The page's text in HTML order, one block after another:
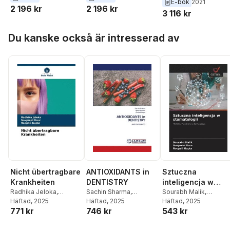
Chadha
2 196 kr
Chadha
2 196 kr
Sachin Sharma
E-bok 2021
3 116 kr
Du kanske också är intresserad av
Nicht übertragbare
Krankheiten
Radhika Jeloka,
Navpreet Kaur
Gupta
Häftad, 2025
771 kr
ANTIOXIDANTS in
DENTISTRY
Sachin Sharma,
Navpreet Kaur
Gupta
Häftad, 2025
746 kr
Sztuczna
inteligencja w
stomatologii
Sourabh Malik,
Navpreet Kaur
Gupta
Häftad, 2025
543 kr